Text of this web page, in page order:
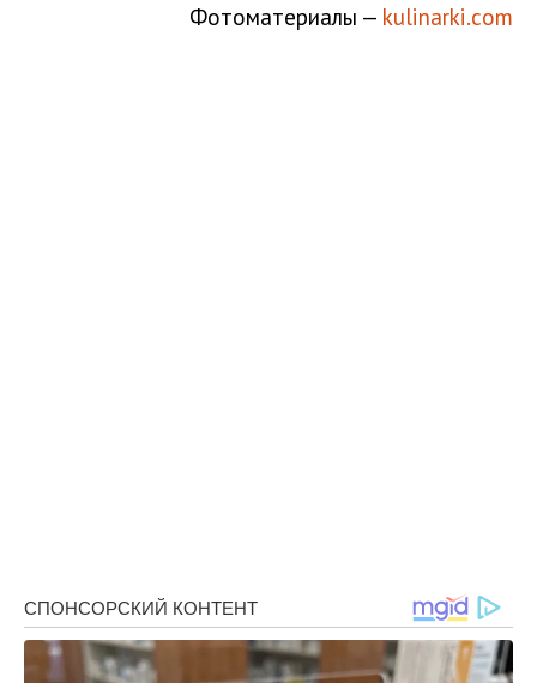
Фотоматериалы — kulinarki.com